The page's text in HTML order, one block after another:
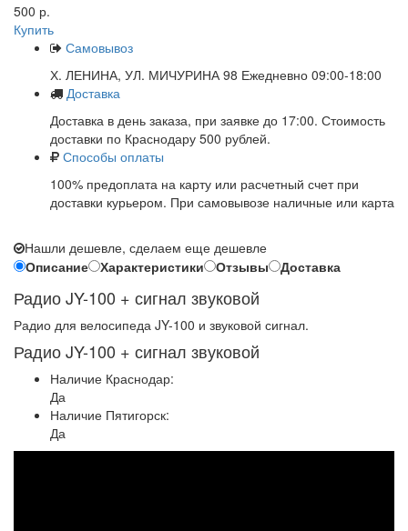
500 р.
Купить
Самовывоз
Х. ЛЕНИНА, УЛ. МИЧУРИНА 98 Ежедневно 09:00-18:00
Доставка
Доставка в день заказа, при заявке до 17:00. Стоимость
доставки по Краснодару 500 рублей.
Способы оплаты
100% предоплата на карту или расчетный счет при
доставки курьером. При самовывозе наличные или карта
Нашли дешевле, сделаем еще дешевле
Описание
Характеристики Отзывы Доставка
Радио JY-100 + сигнал звуковой
Радио для велосипеда JY-100 и звуковой сигнал.
Радио JY-100 + сигнал звуковой
Наличие Краснодар:
Да
Наличие Пятигорск:
Да